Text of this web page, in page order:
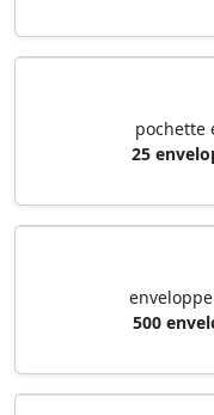
pochette
25
500